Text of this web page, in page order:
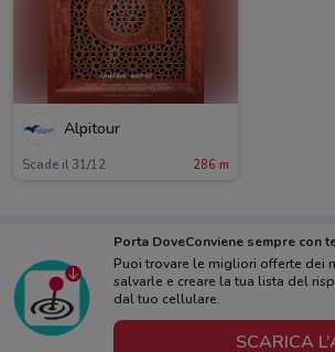
Alpitour
Scade il 31/12 286 m
Porta DoveConviene sempre con
Puoi trovare le migliori offerte dei
salvarle e creare la tua lista del
dal tuo cellulare.
SCARICA